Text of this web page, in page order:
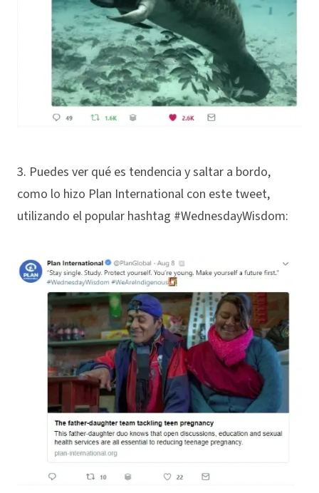
3. Puedes ver qué es tendencia y saltar a bordo,
como lo hizo Plan International con este tweet,
utilizando el popular hashtag #WednesdayWisdom: